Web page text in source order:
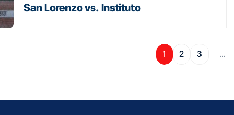
San Lorenzo vs. Instituto
1 2 3 …